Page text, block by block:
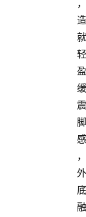
，
造
就
轻
盈
缓
震
脚
感
，
外
底
融